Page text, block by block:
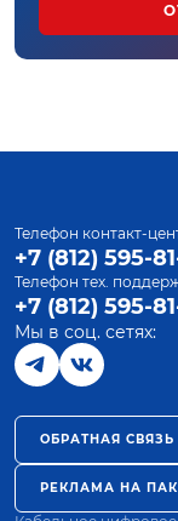
Телефон контакт-
+7 (812) 595-
Телефон тех.
+7 (812) 595-
Мы в соц. сетях:
ОБРАТНАЯ СВЯЗЬ
РЕКЛАМА НА